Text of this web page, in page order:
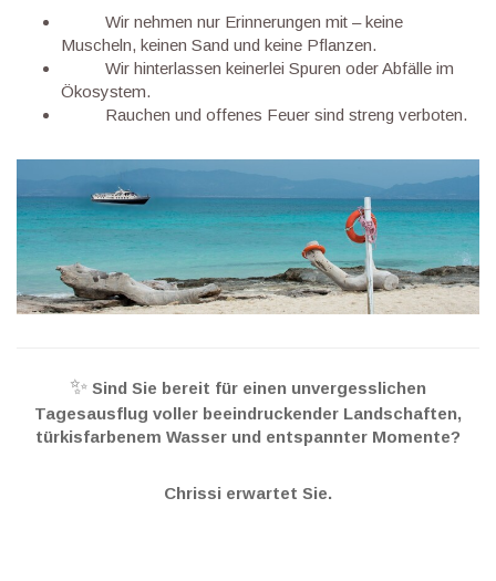
Wir nehmen nur Erinnerungen mit – keine
Muscheln, keinen Sand und keine Pflanzen.
Wir hinterlassen keinerlei Spuren oder Abfälle im
Ökosystem.
Rauchen und offenes Feuer sind streng verboten.
✨ Sind Sie bereit für einen unvergesslichen
Tagesausflug voller beeindruckender Landschaften,
türkisfarbenem Wasser und entspannter Momente?
Chrissi erwartet Sie.